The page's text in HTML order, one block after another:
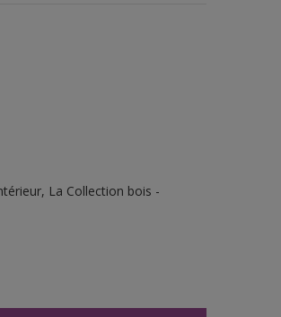
La Collection bois -